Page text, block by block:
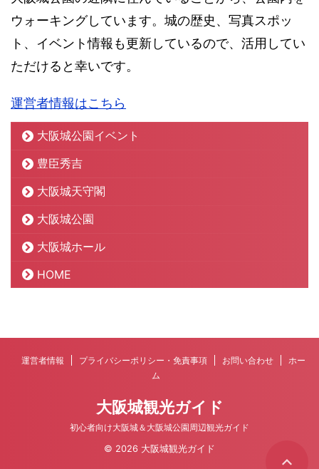
ウォーキングしています。城の歴史、写真スポッ
ト、イベント情報も更新しているので、活用してい
ただけると幸いです。
運営者情報はこちら
大阪城公園イベント
豊臣秀吉
大阪城天守閣
大阪城公園
大阪城ホール
HOME
運営者情報 プライバシーポリシー・免責事項 お問い合わせ
ホー
ム
大阪城観光ガイド
初心者向け大阪城＆大阪城公園周辺観光ガイド
© 2026 大阪城観光ガイド